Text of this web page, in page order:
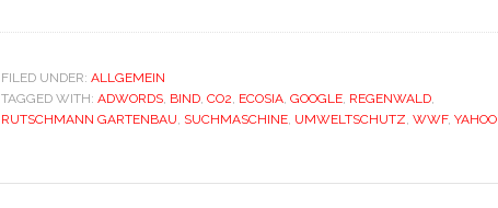
FILED UNDER: ALLGEMEIN
TAGGED WITH: ADWORDS, BIND, CO2, ECOSIA, GOOGLE, REGENWALD,
RUTSCHMANN GARTENBAU, SUCHMASCHINE, UMWELTSCHUTZ, WWF, YAHOO